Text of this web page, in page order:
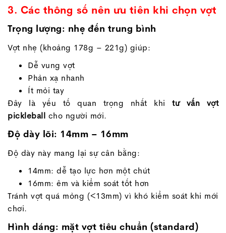
3. Các thông số nên ưu tiên khi chọn vợt
Trọng lượng: nhẹ đến trung bình
Vợt nhẹ (khoảng 178g – 221g) giúp:
Dễ vung vợt
Phản xạ nhanh
Ít mỏi tay
Đây là yếu tố quan trọng nhất khi tư vấn vợt
pickleball cho người mới.
Độ dày lõi: 14mm – 16mm
Độ dày này mang lại sự cân bằng:
14mm: dễ tạo lực hơn một chút
16mm: êm và kiểm soát tốt hơn
Tránh vợt quá mỏng (<13mm) vì khó kiểm soát khi mới
chơi.
Hình dáng: mặt vợt tiêu chuẩn (standard)